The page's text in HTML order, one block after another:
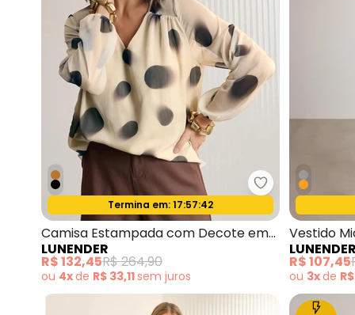
Lunender -
Oferta relâmpago
Termina em:17:57:40
Camisa Estampada com Decote em
V Preto
LUNENDER
R$ 132,45R$ 264,90
ou 4xde R$ 33,11sem juros
Vestido
LUNENDER
R$ 107,45
ou 3xde